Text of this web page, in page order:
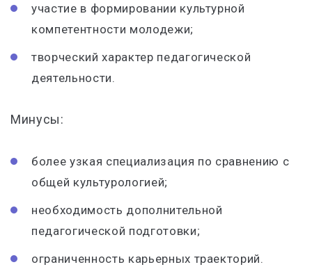
участие в формировании культурной
компетентности молодежи;
творческий характер педагогической
деятельности.
Минусы:
более узкая специализация по сравнению с
общей культурологией;
необходимость дополнительной
педагогической подготовки;
ограниченность карьерных траекторий.